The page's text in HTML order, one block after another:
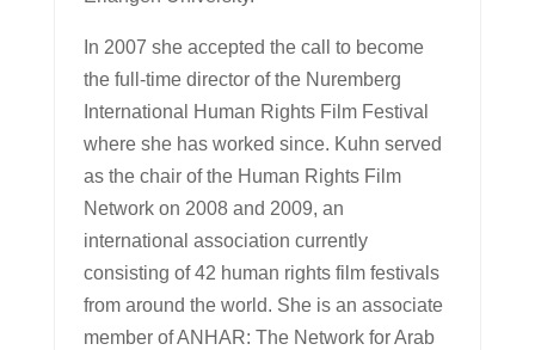
In 2007 she accepted the call to become
the full-time director of the Nuremberg
International Human Rights Film Festival
where she has worked since. Kuhn served
as the chair of the Human Rights Film
Network on 2008 and 2009, an
international association currently
consisting of 42 human rights film festivals
from around the world. She is an associate
member of ANHAR: The Network for Arab